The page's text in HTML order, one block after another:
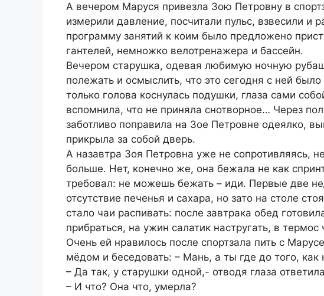
А вечером Маруся привезла Зою Петровну в
измерили давление, посчитали пульс, взвесили и
программу занятий к коим было предложено
гантелей, немножко велотренажера и бассейн.
Вечером старушка, одевая любимую ночную
полежать и осмыслить, что это сегодня с ней
только голова коснулась подушки, глаза сами
вспомнила, что не приняла снотворное… Через
заботливо поправила на Зое Петровне одеялко,
прикрыла за собой дверь.
А назавтра Зоя Петровна уже не сопротивляясь,
больше. Нет, конечно же, она бежала не как
требовал: не можешь бежать – иди. Первые две
отсутствие печенья и сахара, но зато на столе
стало чаи распивать: после завтрака обед
прибраться, на ужин салатик настругать, в
Очень ей нравилось после спортзала пить с
мёдом и беседовать: – Мань, а ты где до того,
– Да так, у старушки одной,- отводя глаза
– И что? Она что, умерла?